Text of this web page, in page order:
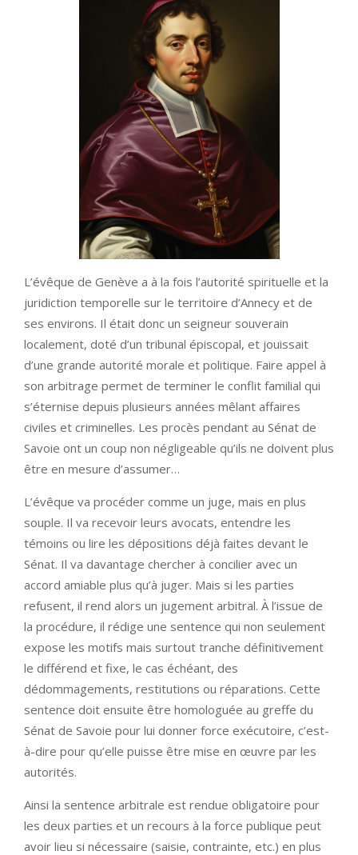
L’évêque de Genève a à la fois l’autorité spirituelle et la
juridiction temporelle sur le territoire d’Annecy et de
ses environs. Il était donc un seigneur souverain
localement, doté d’un tribunal épiscopal, et jouissait
d’une grande autorité morale et politique. Faire appel à
son arbitrage permet de terminer le conflit familial qui
s’éternise depuis plusieurs années mêlant affaires
civiles et criminelles. Les procès pendant au Sénat de
Savoie ont un coup non négligeable qu’ils ne doivent plus
être en mesure d’assumer…
L’évêque va procéder comme un juge, mais en plus
souple. Il va recevoir leurs avocats, entendre les
témoins ou lire les dépositions déjà faites devant le
Sénat. Il va davantage chercher à concilier avec un
accord amiable plus qu’à juger. Mais si les parties
refusent, il rend alors un jugement arbitral. À l’issue de
la procédure, il rédige une sentence qui non seulement
expose les motifs mais surtout tranche définitivement
le différend et fixe, le cas échéant, des
dédommagements, restitutions ou réparations. Cette
sentence doit ensuite être homologuée au greffe du
Sénat de Savoie pour lui donner force exécutoire, c’est-
à-dire pour qu’elle puisse être mise en œuvre par les
autorités.
Ainsi la sentence arbitrale est rendue obligatoire pour
les deux parties et un recours à la force publique peut
avoir lieu si nécessaire (saisie, contrainte, etc.) en plus